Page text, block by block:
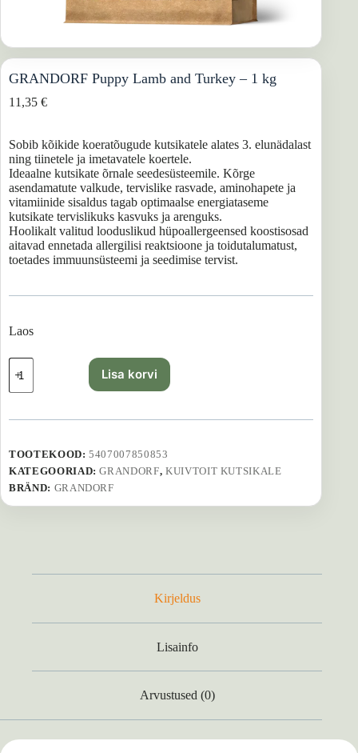
GRANDORF Puppy Lamb and Turkey – 1 kg
11,35 €
Sobib kõikide koeratõugude kutsikatele alates 3. elunädalast
ning tiinetele ja imetavatele koertele.
Ideaalne kutsikate õrnale seedesüsteemile. Kõrge
asendamatute valkude, tervislike rasvade, aminohapete ja
vitamiinide sisaldus tagab optimaalse energiataseme
kutsikate tervislikuks kasvuks ja arenguks.
Hoolikalt valitud looduslikud hüpoallergeensed koostisosad
aitavad ennetada allergilisi reaktsioone ja toidutalumatust,
toetades immuunsüsteemi ja seedimise tervist.
Laos
GRANDORF
Puppy
Lamb
Turkey
kg
kogus
Lisa korvi
TOOTEKOOD:5407007850853
KATEGOORIAD:GRANDORF, KUIVTOIT KUTSIKALE
BRÄND: GRANDORF
Kirjeldus
Lisainfo
Arvustused (0)